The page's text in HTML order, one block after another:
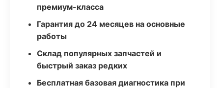
премиум-класса
Гарантия до 24 месяцев на основные
работы
Склад популярных запчастей и
быстрый заказ редких
Бесплатная базовая диагностика при